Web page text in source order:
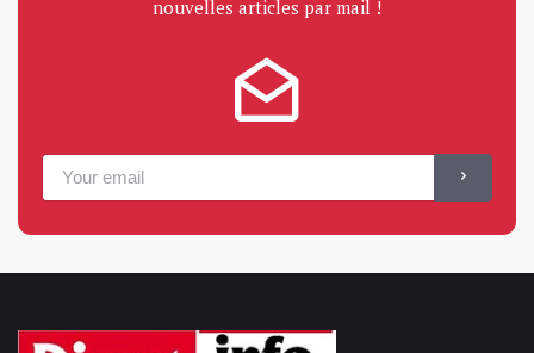
nouvelles articles par mail !